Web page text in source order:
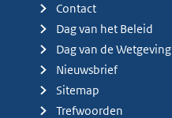
Contact
Dag van het Beleid
Dag van de Wetgeving
Nieuwsbrief
Sitemap
Trefwoorden